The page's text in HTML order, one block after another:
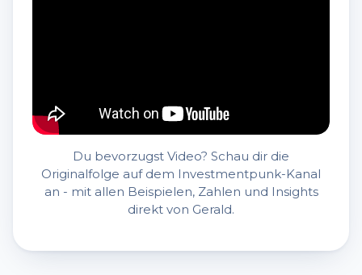
Du bevorzugst Video? Schau dir die
Originalfolge auf dem Investmentpunk-Kanal
an - mit allen Beispielen, Zahlen und Insights
direkt von Gerald.